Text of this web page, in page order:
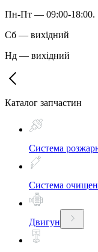
Пн-Пт — 09:00-18:00.
Сб — вихідний
Нд — вихідний
Каталог запчастин
Система
Система
Двигун